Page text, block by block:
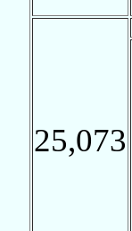
25,073